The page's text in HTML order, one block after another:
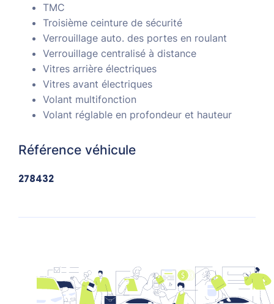
TMC
Troisième ceinture de sécurité
Verrouillage auto. des portes en roulant
Verrouillage centralisé à distance
Vitres arrière électriques
Vitres avant électriques
Volant multifonction
Volant réglable en profondeur et hauteur
Référence véhicule
278432